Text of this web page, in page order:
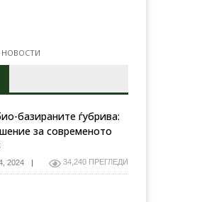
НОВОСТИ
базираните ѓубрива:
за современото
2024 34,240 ПРЕГЛЕДИ